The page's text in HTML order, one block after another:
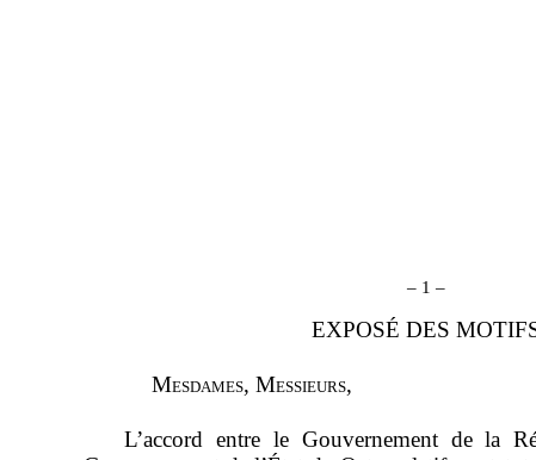
– 1 –
EXPOSÉ DES
Mesdames, Messieurs,
L’accord entre le Gouvernement de la